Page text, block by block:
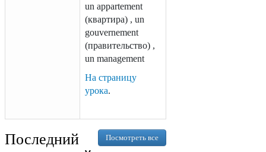
un appartement
(квартира) , un
gouvernement
(правительство) ,
un management
На страницу
урока.
Посмотреть все
Последний